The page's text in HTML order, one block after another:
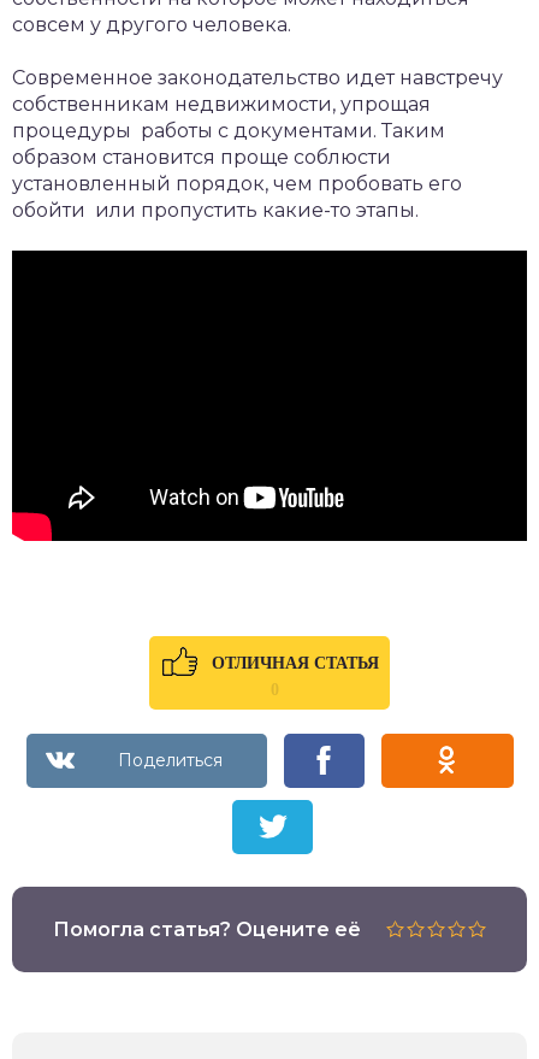
совсем у другого человека.
Современное законодательство идет навстречу
собственникам недвижимости, упрощая
процедуры работы с документами. Таким
образом становится проще соблюсти
установленный порядок, чем пробовать его
обойти или пропустить какие-то этапы.
ОТЛИЧНАЯ СТАТЬЯ
0
Помогла статья? Оцените её